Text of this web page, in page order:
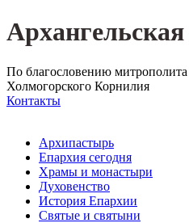
По благословению митрополита
Холмогорского Корнилия
Контакты
Архипастырь
Епархия сегодня
Храмы и монастыри
Духовенство
История Епархии
Святые и святыни